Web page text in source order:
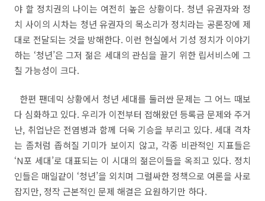
야 할 정치권의 나이는 여전히 높은 상황이다. 청년 유권자와 정
치 사이의 시차는 청년 유권자의 목소리가 정치라는 공론장에 제
대로 전달되는 것을 방해한다. 이런 현실에서 기성 정치가 이야기
하는 ‘청년’은 그저 젊은 세대의 관심을 끌기 위한 립서비스에 그
칠 가능성이 크다.
한편 팬데믹 상황에서 청년 세대를 둘러싼 문제는 그 어느 때보
다 심화하고 있다. 우리가 이전부터 접해왔던 등록금 문제와 주거
난, 취업난은 전염병과 함께 더욱 기승을 부리고 있다. 세대 격차
는 좀처럼 좁혀질 기미가 보이지 않고, 각종 비관적인 지표들은
‘N포 세대’로 대표되는 이 시대의 젊은이들을 옥죄고 있다. 정치
인들은 매일같이 ‘청년’을 외치며 그럴싸한 정책으로 여론을 사로
잡지만, 정작 근본적인 문제 해결은 요원하기만 하다.